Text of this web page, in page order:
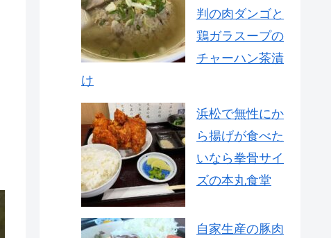
判の肉ダンゴと
鶏ガラスープの
チャーハン茶漬
け
浜松で無性にか
ら揚げが食べた
いなら拳骨サイ
ズの本丸食堂
自家生産の豚肉